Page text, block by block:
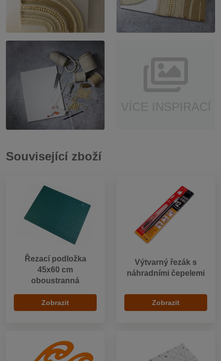
Související zboží
Řezací podložka
45x60 cm
oboustranná
Zobrazit
Výtvarný řezák s
náhradními čepelemi
Zobrazit